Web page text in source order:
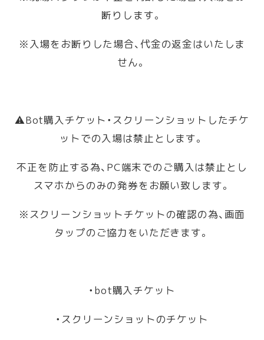
断りします。
※入場をお断りした場合、代金の返金はいたしま
せん。
⚠️Bot購入チケット・スクリーンショットしたチケ
ットでの入場は禁止とします。
不正を防止する為、PC端末でのご購入は禁止とし
スマホからのみの発券をお願い致します。
※スクリーンショットチケットの確認の為、画面
タップのご協力をいただきます。
・bot購入チケット
・スクリーンショットのチケット